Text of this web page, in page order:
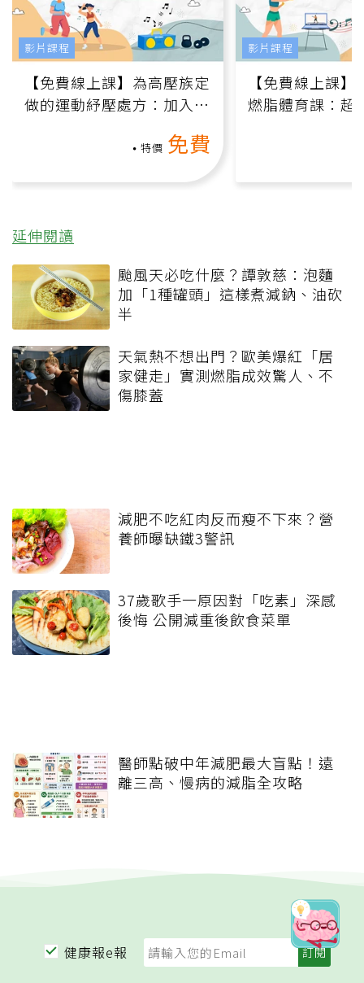
【免費線上課】為高壓族定
做的運動紓壓處方：加入行
特價 免費
影片課程
【免費線上課
燃脂體育課：超
影片課程
延伸閱讀
颱風天必吃什麼？譚敦慈：泡麵
加「1種罐頭」這樣煮減鈉、油砍
半
天氣熱不想出門？歐美爆紅「居
家健走」實測燃脂成效驚人、不
傷膝蓋
減肥不吃紅肉反而瘦不下來？營
養師曝缺鐵3警訊
37歲歌手一原因對「吃素」深感
後悔 公開減重後飲食菜單
醫師點破中年減肥最大盲點！遠
離三高、慢病的減脂全攻略
健康報e報